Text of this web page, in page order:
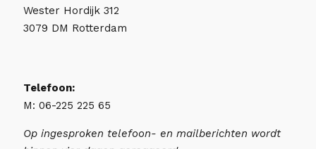
Wester Hordijk 312
3079 DM Rotterdam
Telefoon:
M: 06-225 225 65
Op ingesproken telefoon- en mailberichten wordt